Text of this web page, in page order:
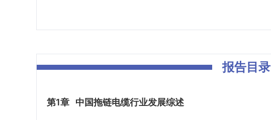
报告目录
第1章 中国拖链电缆行业发展综述